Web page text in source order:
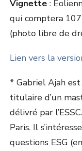
Vignette :
qui comptera
(photo libre de
Lien vers la
* Gabriel Ajah
titulaire d’un
délivré par
Paris. Il
questions ESG